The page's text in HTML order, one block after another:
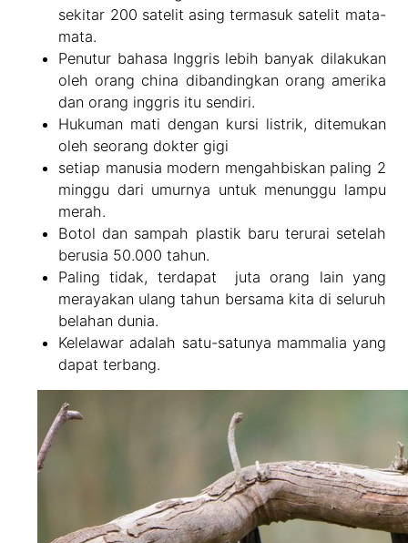
sekitar 200 satelit asing termasuk satelit mata-
mata.
Penutur bahasa Inggris lebih banyak dilakukan
oleh orang china dibandingkan orang amerika
dan orang inggris itu sendiri.
Hukuman mati dengan kursi listrik, ditemukan
oleh seorang dokter gigi
setiap manusia modern mengahbiskan paling 2
minggu dari umurnya untuk menunggu lampu
merah.
Botol dan sampah plastik baru terurai setelah
berusia 50.000 tahun.
Paling tidak, terdapat juta orang lain yang
merayakan ulang tahun bersama kita di seluruh
belahan dunia.
Kelelawar adalah satu-satunya mammalia yang
dapat terbang.